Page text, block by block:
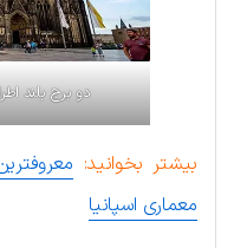
دو برج بلند
بیشتر بخوانید:
معماری اسپانیا